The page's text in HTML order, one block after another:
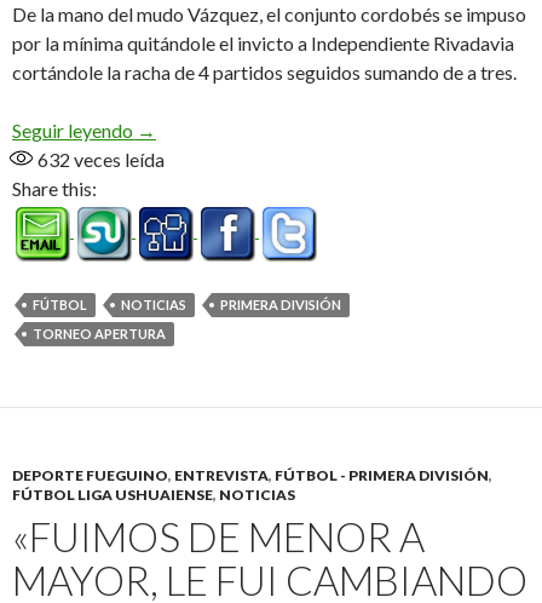
De la mano del mudo Vázquez, el conjunto cordobés se impuso
por la mínima quitándole el invicto a Independiente Rivadavia
cortándole la racha de 4 partidos seguidos sumando de a tres.
Seguir leyendo El «Pirata» se hizo fuerte en Mendoza
→
632 veces leída
Share this:
FÚTBOL NOTICIAS
PRIMERA DIVISIÓN
TORNEO APERTURA
DEPORTE FUEGUINO, ENTREVISTA, FÚTBOL - PRIMERA DIVISIÓN,
FÚTBOL LIGA USHUAIENSE, NOTICIAS
«FUIMOS DE MENOR A
MAYOR, LE FUI CAMBIANDO